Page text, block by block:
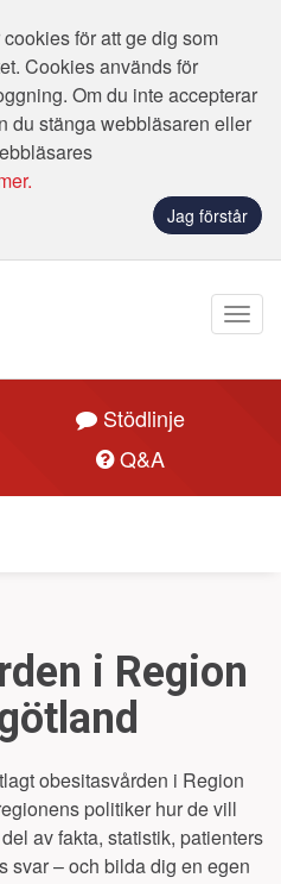
för att ge dig som
Cookies används för
Om du inte accepterar
du stänga webbläsaren eller
Jag förstår
Stödlinje
Q&A
i Region
obesitasvården i Region
politiker hur de vill
av fakta, statistik, patienters
svar – och bilda dig en egen